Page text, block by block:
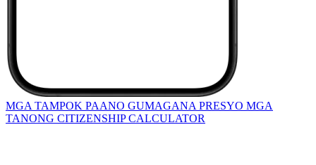
MGA TAMPOK PAANO GUMAGANA PRESYO MGA
TANONG CITIZENSHIP CALCULATOR